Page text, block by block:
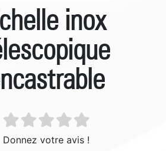
inox
Donnez votre avis !